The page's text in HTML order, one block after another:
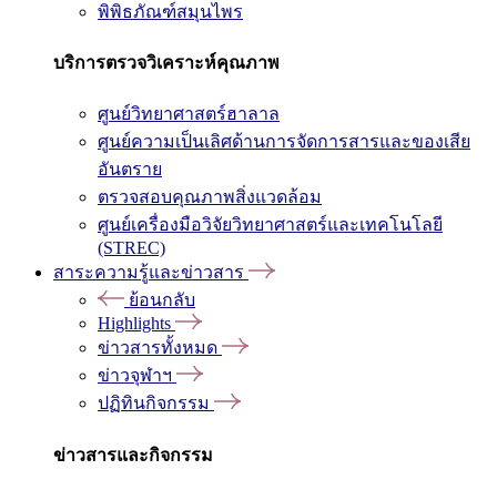
พิพิธภัณฑ์สมุนไพร
บริการตรวจวิเคราะห์คุณภาพ
ศูนย์วิทยาศาสตร์ฮาลาล
ศูนย์ความเป็นเลิศด้านการจัดการสารและของเสีย
อันตราย
ตรวจสอบคุณภาพสิ่งแวดล้อม
ศูนย์เครื่องมือวิจัยวิทยาศาสตร์และเทคโนโลยี
(STREC)
สาระความรู้และข่าวสาร
ย้อนกลับ
Highlights
ข่าวสารทั้งหมด
ข่าวจุฬาฯ
ปฏิทินกิจกรรม
ข่าวสารและกิจกรรม